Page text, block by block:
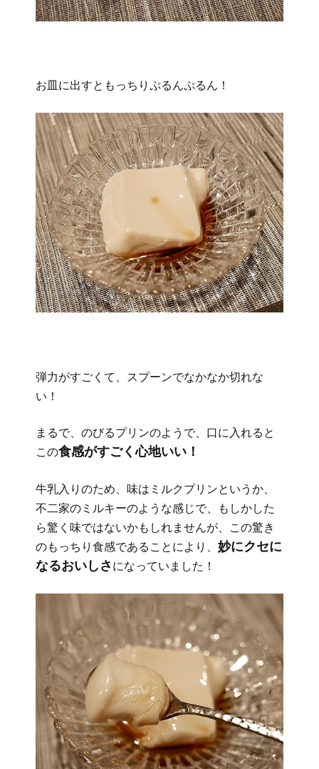
お皿に出すともっちりぷるんぷるん！
弾力がすごくて、スプーンでなかなか切れな
い！
まるで、のびるプリンのようで、口に入れると
この食感がすごく心地いい！
牛乳入りのため、味はミルクプリンというか、
不二家のミルキーのような感じで、もしかした
ら驚く味ではないかもしれませんが、この驚き
のもっちり食感であることにより、 妙にクセに
なるおいしさ になっていました！